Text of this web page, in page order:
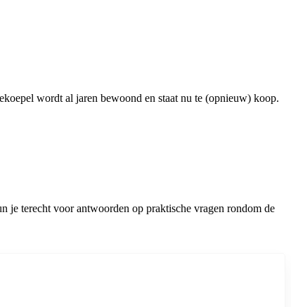
wordt al jaren bewoond en staat nu te (opnieuw) koop.
je terecht voor antwoorden op praktische vragen rondom de